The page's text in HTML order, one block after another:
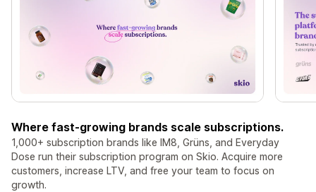
Where fast-growing brands scale subscriptions.
1,000+ subscription brands like IM8, Grüns, and Everyday
Dose run their subscription program on Skio. Acquire more
customers, increase LTV, and free your team to focus on
growth.